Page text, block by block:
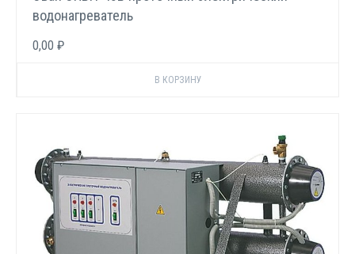
водонагреватель
0,00 ₽